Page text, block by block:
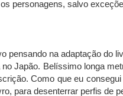
personagens, salvo
pensando na adaptação do
Japão. Belíssimo longa
Como que eu
para desenterrar perfis de